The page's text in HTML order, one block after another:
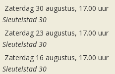
Zaterdag 30 augustus, 17.00 uur
Sleutelstad 30
Zaterdag 23 augustus, 17.00 uur
Sleutelstad 30
Zaterdag 16 augustus, 17.00 uur
Sleutelstad 30